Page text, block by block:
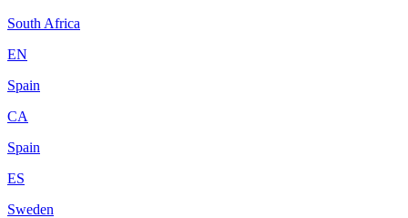
South Africa
EN
Spain
CA
Spain
ES
Sweden